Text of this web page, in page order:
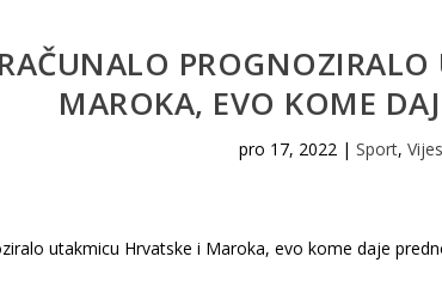
MAROKA, EVO KOME
pro 17, 2022 |Sport,